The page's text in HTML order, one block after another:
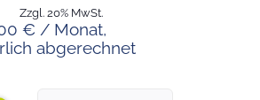
€ / Monat,
abgerechnet
Zzgl. 20% MwSt.